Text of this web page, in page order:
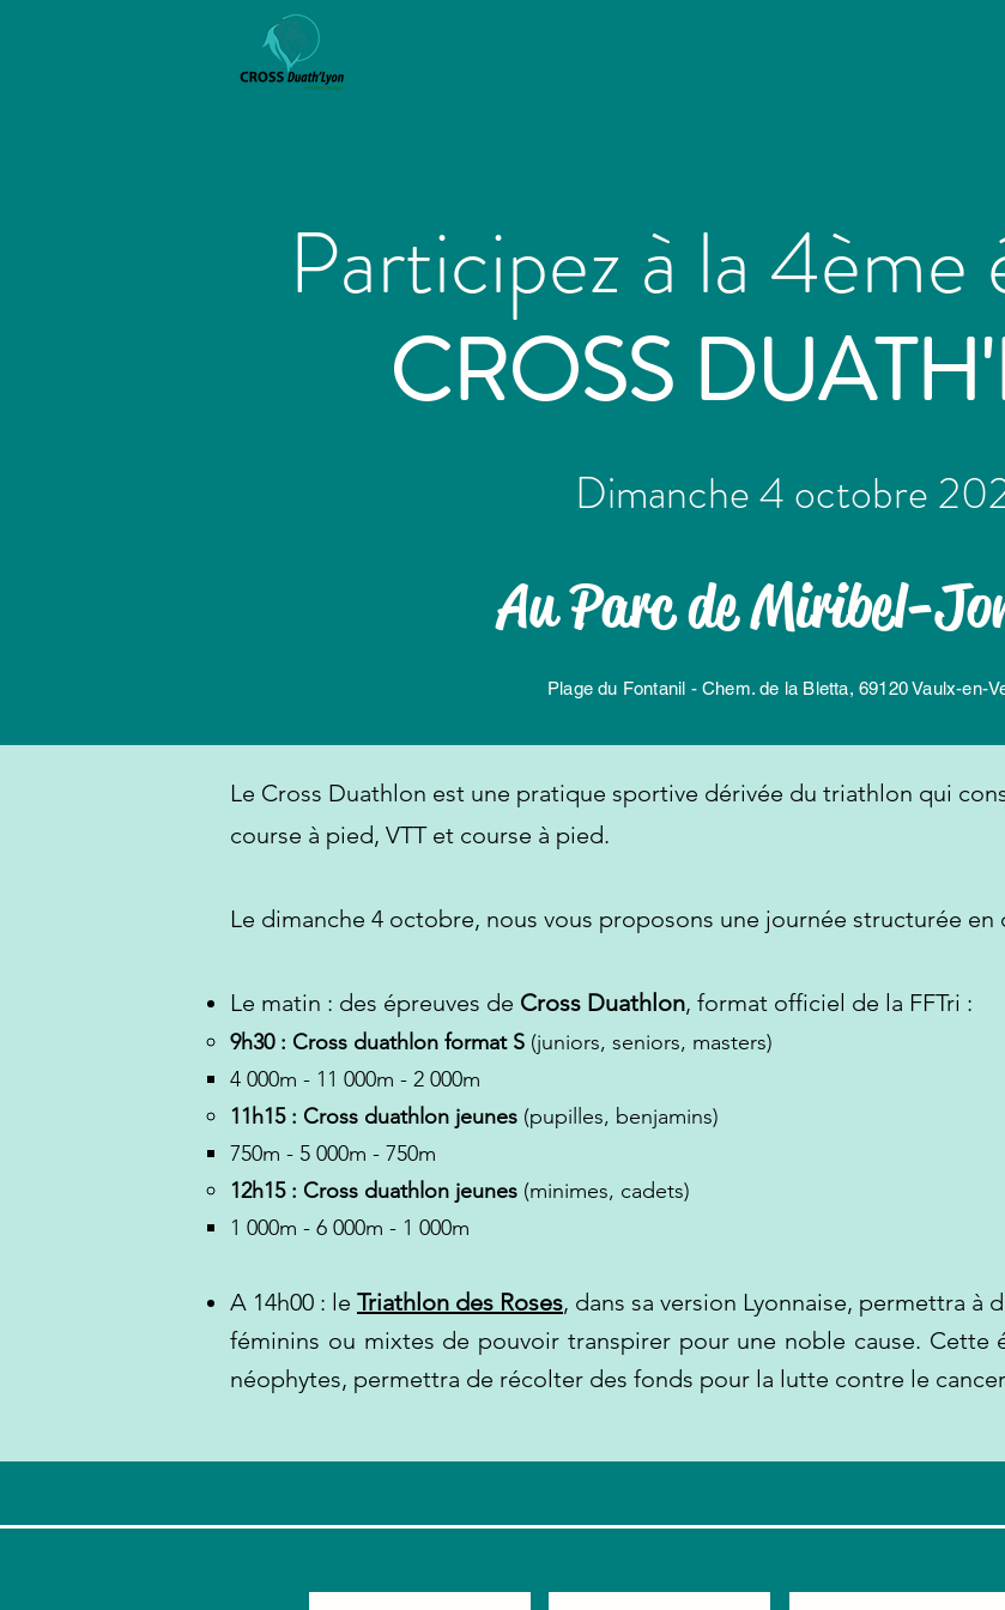
Participez à la 4ème
CROSS
Dimanche 4 octobre
Au Parc de Miribel-
Plage du Fontanil - Chem. de la Bletta, 69120 Vaulx-en-
Le Cross Duathlon est une pratique sportive dérivée du triathlon qui
course à pied, VTT et course à pied.
Le dimanche 4 octobre, nous vous proposons une journée structurée en
Le matin : des épreuves de Cross Duathlon, format officiel de la FFTri :
9h30 : Cross duathlon format S (juniors, seniors, masters)
4 000m - 11 000m - 2 000m
11h15 : Cross duathlon jeunes (pupilles, benjamins)
750m - 5 000m - 750m
12h15 : Cross duathlon jeunes (minimes, cadets)
1 000m - 6 000m - 1 000m
A 14h00 : le Triathlon des Roses, dans sa version Lyonnaise, permettra à
féminins ou mixtes de pouvoir transpirer pour une noble cause. Cette
néophytes, permettra de récolter des fonds pour la lutte contre le